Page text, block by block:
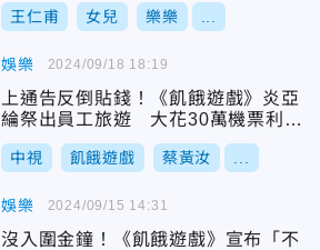
王仁甫 女兒 樂樂
娛樂
上通告反倒貼錢！《飢餓遊戲》炎亞
綸祭出員工旅遊 大花30萬機票利誘
蔡黃汝
中視 飢餓遊戲 蔡黃汝
2024/09/18 18:19
娛樂
沒入圍金鐘！《飢餓遊戲》宣布「不
2024/09/15 14:31